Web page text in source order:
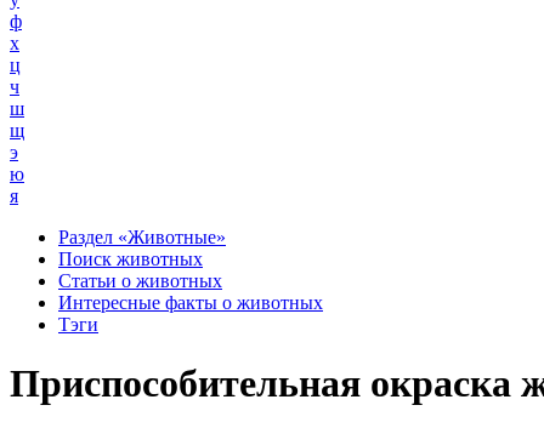
ф
х
ц
ч
ш
щ
э
ю
я
Раздел «Животные»
Поиск животных
Статьи о животных
Интересные факты о животных
Тэги
Приспособительная окраска